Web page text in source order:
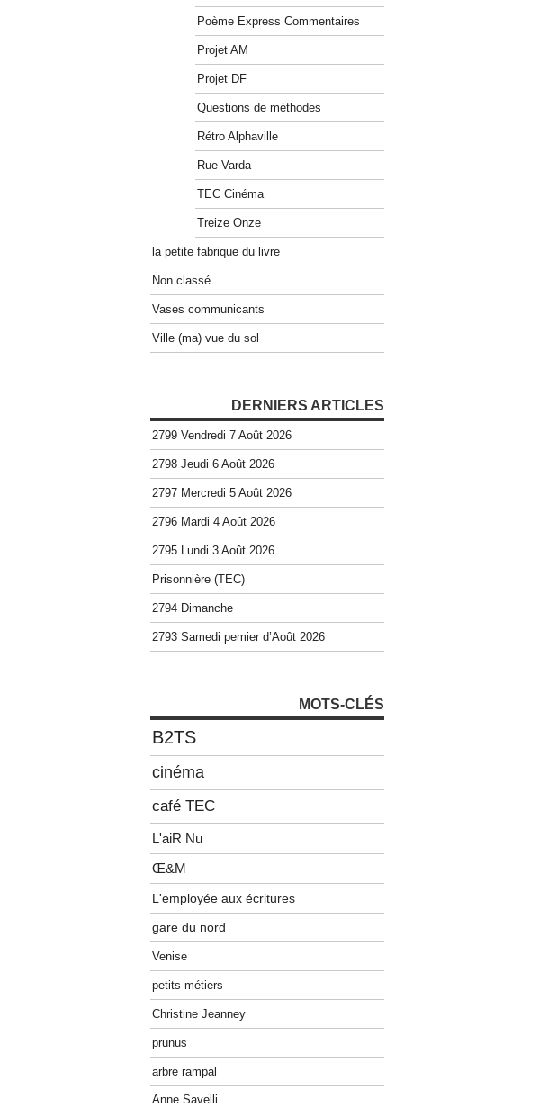
Poème Express Commentaires
Projet AM
Projet DF
Questions de méthodes
Rétro Alphaville
Rue Varda
TEC Cinéma
Treize Onze
la petite fabrique du livre
Non classé
Vases communicants
Ville (ma) vue du sol
DERNIERS ARTICLES
2799 Vendredi 7 Août 2026
2798 Jeudi 6 Août 2026
2797 Mercredi 5 Août 2026
2796 Mardi 4 Août 2026
2795 Lundi 3 Août 2026
Prisonnière (TEC)
2794 Dimanche
2793 Samedi pemier d’Août 2026
MOTS-CLÉS
B2TS
cinéma
café TEC
L'aiR Nu
Œ&M
L'employée aux écritures
gare du nord
Venise
petits métiers
Christine Jeanney
prunus
arbre rampal
Anne Savelli